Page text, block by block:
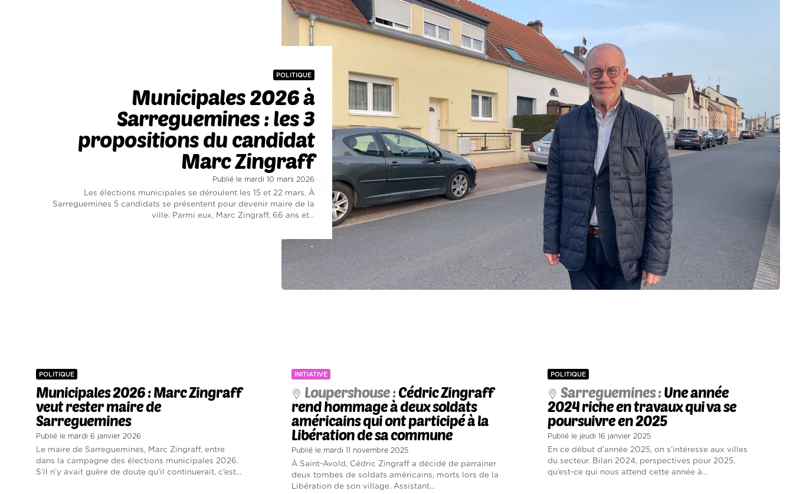
POLITIQUE
Municipales 2026 à
Sarreguemines : les 3
propositions du candidat
Marc Zingraff
Publié le mardi 10 mars 2026
Les élections municipales se déroulent les 15 et 22 mars. À
Sarreguemines 5 candidats se présentent pour devenir maire de la
ville. Parmi eux, Marc Zingraff, 66 ans et...
POLITIQUE
Municipales 2026 : Marc Zingraff
veut rester maire de
Sarreguemines
Publié le mardi 6 janvier 2026
Le maire de Sarreguemines, Marc Zingraff, entre
dans la campagne des élections municipales 2026.
S’il n’y avait guère de doute qu’il continuerait, c’est...
INITIATIVE
Loupershouse :Cédric Zingraff
rend hommage à deux soldats
américains qui ont participé à la
Libération de sa commune
Publié le mardi 11 novembre 2025
À Saint-Avold, Cédric Zingraff a décidé de parrainer
deux tombes de soldats américains, morts lors de la
Libération de son village. Assistant...
POLITIQUE
Sarreguemines :Une année
2024 riche en travaux qui va se
poursuivre en 2025
Publié le jeudi 16 janvier 2025
En ce début d’année 2025, on s’intéresse aux villes
du secteur. Bilan 2024, perspectives pour 2025,
qu’est-ce qui nous attend cette année à...